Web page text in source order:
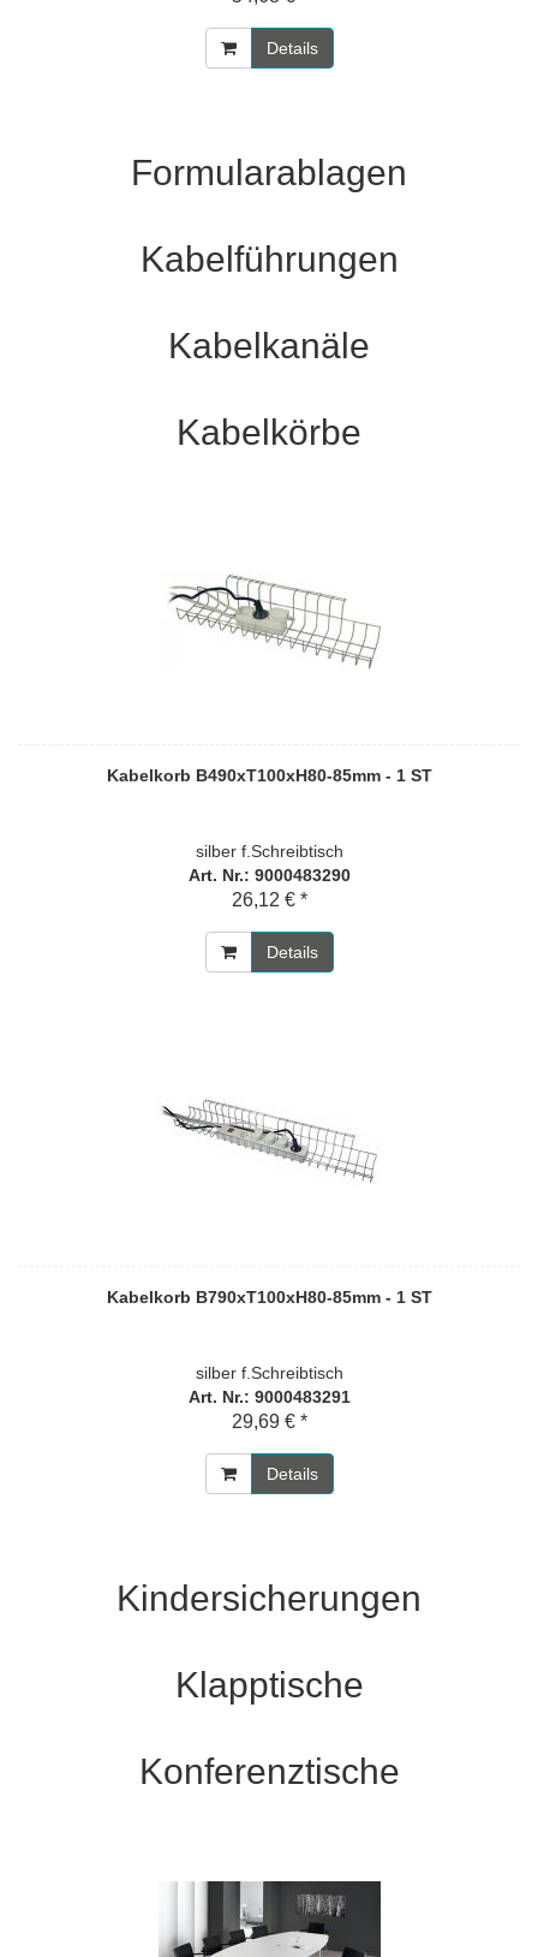
Details
Formularablagen
Kabelführungen
Kabelkanäle
Kabelkörbe
Kabelkorb B490xT100xH80-85mm - 1 ST
silber f.Schreibtisch
Art. Nr.: 9000483290
26,12 € *
Details
Kabelkorb B790xT100xH80-85mm - 1 ST
silber f.Schreibtisch
Art. Nr.: 9000483291
29,69 € *
Details
Kindersicherungen
Klapptische
Konferenztische